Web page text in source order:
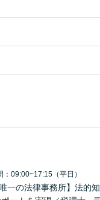
：09:00~17:15（平日）
一の法律事務所】法的